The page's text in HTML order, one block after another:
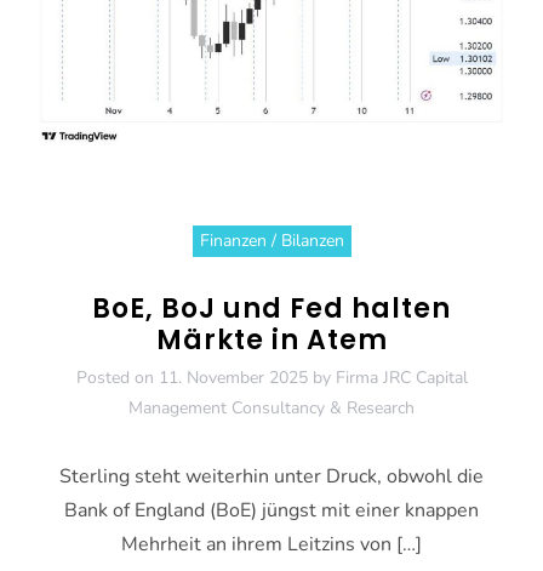
Finanzen / Bilanzen
BoE, BoJ und Fed halten
Märkte in Atem
Posted on 11. November 2025by Firma JRC Capital
Management Consultancy & Research
Sterling steht weiterhin unter Druck, obwohl die
Bank of England (BoE) jüngst mit einer knappen
Mehrheit an ihrem Leitzins von […]